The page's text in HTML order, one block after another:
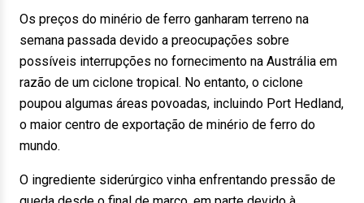
Os preços do minério de ferro ganharam terreno na
semana passada devido a preocupações sobre
possíveis interrupções no fornecimento na Austrália em
razão de um ciclone tropical. No entanto, o ciclone
poupou algumas áreas povoadas, incluindo Port Hedland,
o maior centro de exportação de minério de ferro do
mundo.
O ingrediente siderúrgico vinha enfrentando pressão de